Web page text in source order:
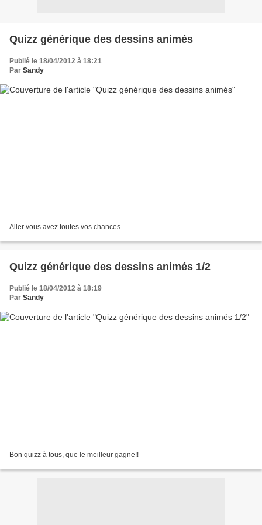
Quizz générique des dessins animés
Publié le 18/04/2012 à 18:21
Par Sandy
Aller vous avez toutes vos chances
Quizz générique des dessins animés 1/2
Publié le 18/04/2012 à 18:19
Par Sandy
Bon quizz à tous, que le meilleur gagne!!